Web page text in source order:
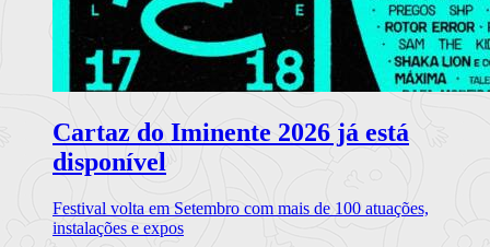
Cartaz do Iminente 2026 já está
disponível
Festival volta em Setembro com mais de 100 atuações,
instalações e expos